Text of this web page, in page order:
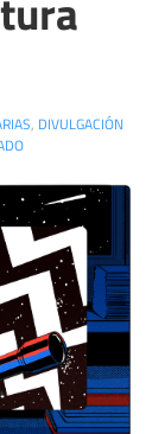
, DIVULGACIÓN